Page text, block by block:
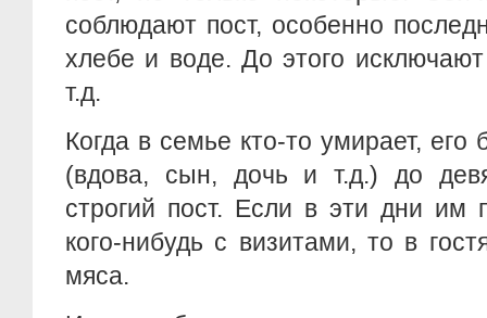
соблюдают пост, особенно
хлебе и воде. До этого
т.д.
Когда в семье кто-то умирает, его
(вдова, сын, дочь и т.д.) до
строгий пост. Если в эти дни им
кого-нибудь с визитами, то в
мяса.